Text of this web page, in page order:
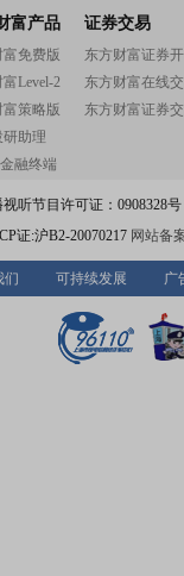
富产品
富免费版
Level-2
富策略版
助理
融终端
证券交易
东方财富证券
东方财富在线
东方财富证券
听节目许可证：0908328
证:沪B2-20070217 网站备
们 可持续发展 广